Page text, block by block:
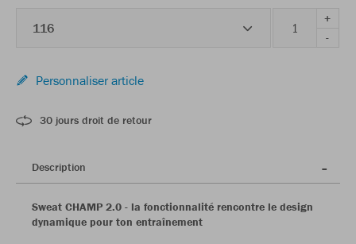
116
+
-
Personnaliser article
30 jours droit de retour
Description
Sweat CHAMP 2.0 - la fonctionnalité rencontre le design
dynamique pour ton entraînement